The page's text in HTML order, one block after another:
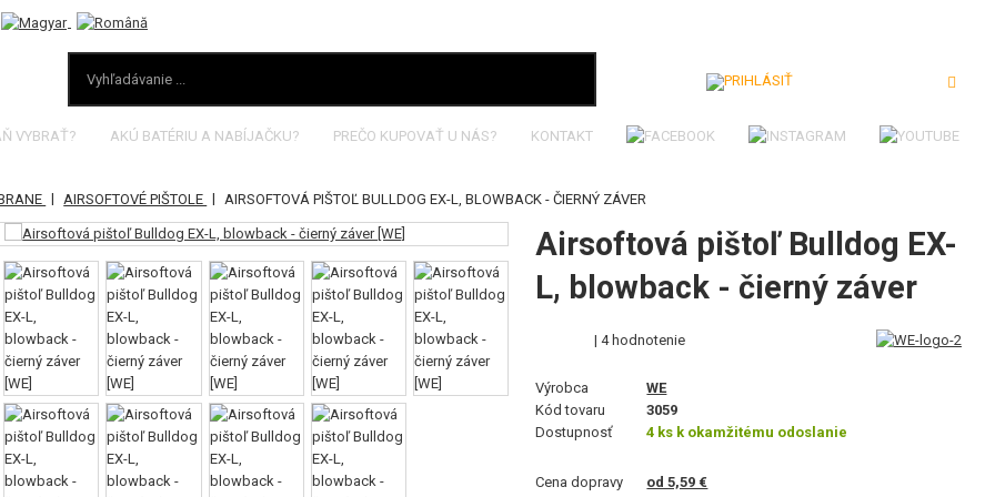
VYBRAŤ? AKÚ BATÉRIU A NABÍJAČKU? PREČO KUPOVAŤ U NÁS? KONTAKT
| AIRSOFTOVÉ PIŠTOLE | AIRSOFTOVÁ PIŠTOĽ BULLDOG EX-L, BLOWBACK - ČIERNÝ ZÁVER
Airsoftová pištoľ Bulldog EX-
L, blowback - čierný záver
| 4 hodnotenie
Výrobca
WE
Kód tovaru
3059
Dostupnosť
4 ks k okamžitému odoslanie
Cena dopravy od 5,59 €